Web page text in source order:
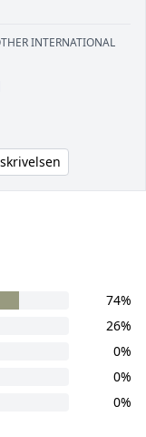
INTERNATIONAL
74%
26%
0%
0%
0%